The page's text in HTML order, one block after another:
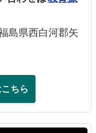
県西白河郡矢
ちら